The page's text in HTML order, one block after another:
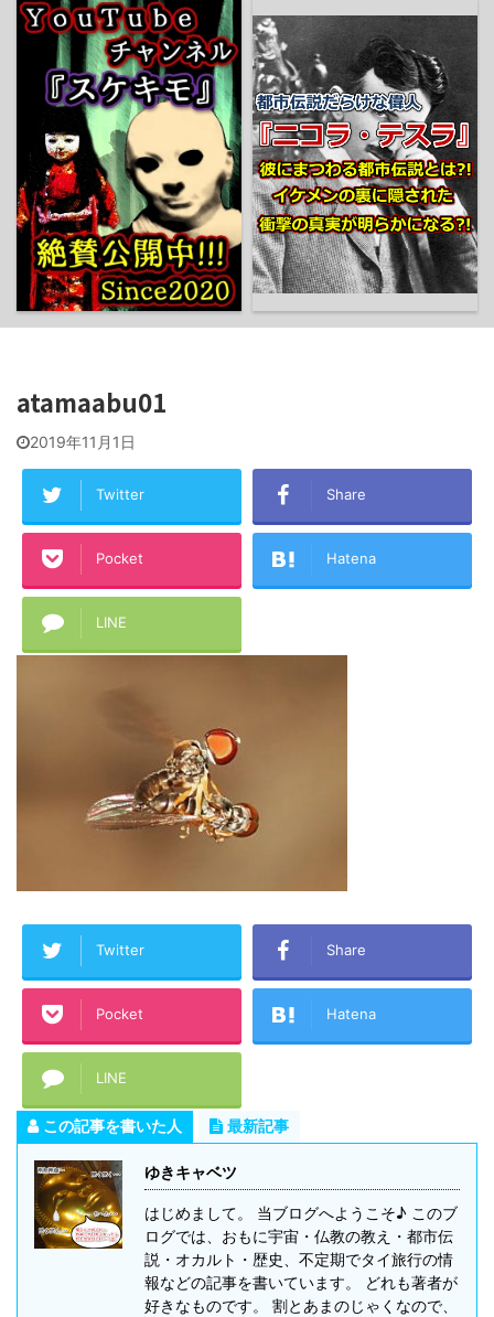
atamaabu01
2019年11月1日
Twitter Share
Pocket Hatena
LINE
Twitter Share
Pocket Hatena
LINE
この記事を書いた人 最新記事
ゆきキャベツ
はじめまして。 当ブログへようこそ♪ このブ
ログでは、おもに宇宙・仏教の教え・都市伝
説・オカルト・歴史、不定期でタイ旅行の情
報などの記事を書いています。 どれも著者が
好きなものです。 割とあまのじゃくなので、